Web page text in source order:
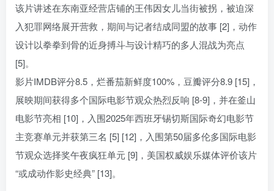
该片讲述在东南亚经营店铺的王伟因女儿当街被拐，被迫深
入犯罪网络展开营救，期间与记者结成同盟的故事 [2]，动作
设计以拳拳到骨的近身搏斗与设计精巧的多人混战为亮点
[5]。
影片IMDB评分8.5，烂番茄新鲜度100%，豆瓣评分8.9 [15]，
展映期间获得多个国际电影节观众热烈反响 [8-9]，并在釜山
电影节亮相 [10]，入围2025年西班牙锡切斯国际奇幻电影节
主竞赛单元并获第三名 [5] [12]，入围第50届多伦多国际电影
节观众选择奖午夜疯狂单元 [9]，美国权威娱乐媒体评价该片
“或成动作影史经典” [13]。